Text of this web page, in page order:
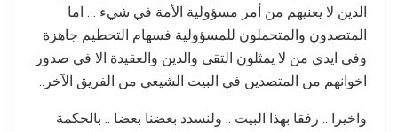
الدين لا يعنيهم من أمر مسؤولية الأمة في شيء … اما
المتصدون والمتحملون للمسؤولية فسهام التحطيم جاهزة
وفي ايدي من لا يمثلون التقى والدين والعقيدة الا في صدور
اخوانهم من المتصدين في البيت الشيعي من الفريق الآخر..
واخيرا .. رفقا بهذا البيت .. ولنسدد بعضنا بعضا .. بالحكمة